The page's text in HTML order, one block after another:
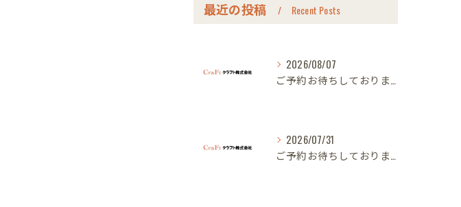
最近の投稿 Recent Posts
2026/08/07
ご予約お待ちしております｜名古屋のオーダー家具ならクラフト
2026/07/31
ご予約お待ちしております｜名古屋のオーダー家具ならクラフト